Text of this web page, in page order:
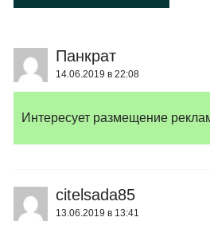
Панкрат
14.06.2019 в 22:08
Интересует размещение
citelsada85
13.06.2019 в 13:41